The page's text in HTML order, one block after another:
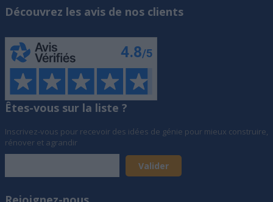
Découvrez les avis de nos clients
Êtes-vous sur la liste ?
Inscrivez-vous pour recevoir des idées de génie pour mieux construire,
rénover et agrandir